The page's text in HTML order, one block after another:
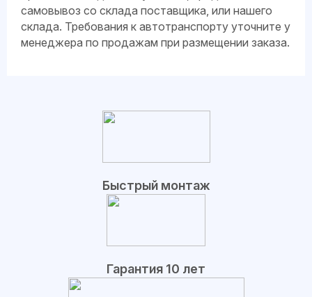
самовывоз со склада поставщика, или нашего
склада. Требования к автотранспорту уточните у
менеджера по продажам при размещении заказа.
Быстрый монтаж
Гарантия 10 лет